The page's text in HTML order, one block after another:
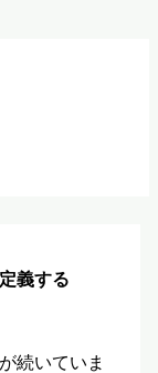
義する
続いていま